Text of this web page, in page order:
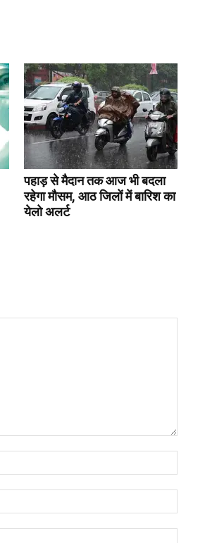
पहाड़ से मैदान तक आज भी बदला
रहेगा मौसम, आठ जिलों में बारिश का
येलो अलर्ट